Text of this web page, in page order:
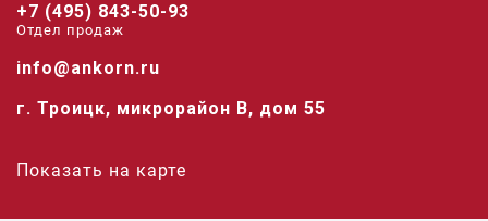
+7 (495) 843-50-93
Отдел продаж
info@ankorn.ru
г. Троицк, микрорайон В, дом 55
Показать на карте